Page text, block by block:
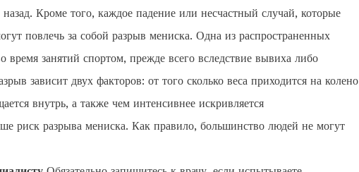
Кроме того, каждое падение или несчастный случай, которые
повлечь за собой разрыв мениска. Одна из распространенных
занятий спортом, прежде всего вследствие вывиха либо
зависит двух факторов: от того сколько веса приходится на колено
внутрь, а также чем интенсивнее искривляется
риск разрыва мениска. Как правило, большинство людей не могут